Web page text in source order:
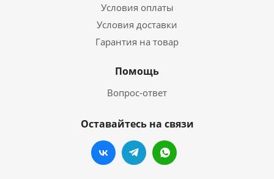
Условия оплаты
Условия доставки
Гарантия на товар
Помощь
Вопрос-ответ
Оставайтесь на связи